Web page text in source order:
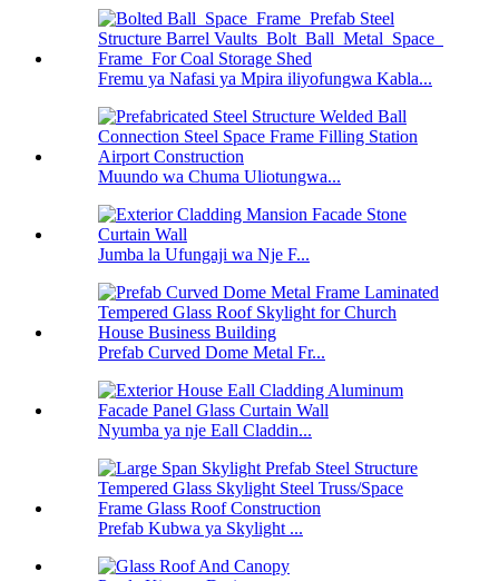
Fremu ya Nafasi ya Mpira iliyofungwa Kabla...
Muundo wa Chuma Uliotungwa...
Jumba la Ufungaji wa Nje F...
Prefab Curved Dome Metal Fr...
Nyumba ya nje Eall Claddin...
Prefab Kubwa ya Skylight ...